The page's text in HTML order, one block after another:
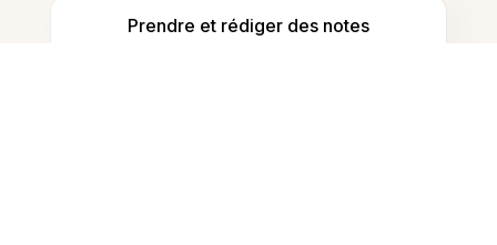
Prendre et rédiger des notes